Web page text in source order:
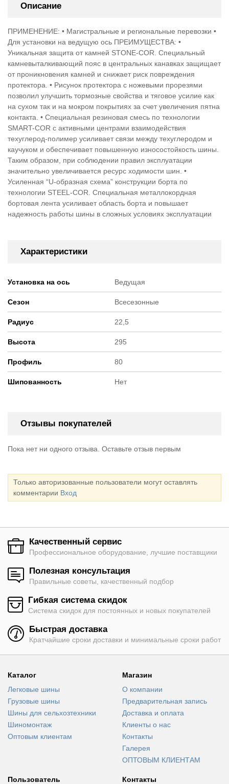
Описание
ПРИМЕНЕНИЕ: • Магистральные и региональные перевозки •
Для установки на ведущую ось ПРЕИМУЩЕСТВА: •
Уникальная защита от камней STONE-COR. Специальный
камневыталкивающий пояс в центральных канавках защищает
от проникновения камней и снижает риск повреждения
протектора. • Рисунок протектора с ножевыми прорезями
позволил улучшить тормозные свойства и тяговое усилие как
на сухом так и на мокром покрытиях за счет увеличения пятна
контакта. • Специальная резиновая смесь по технологии
SMART-COR с активными центрами взаимодействия
техуглерод-полимер усиливает связи между техуглеродом и
каучуком и обеспечивает повышенную износостойкость шины.
Таким образом, при соблюдении правил эксплуатации
значительно увеличивается ресурс ходимости шин. •
Усиленная “U-образная схема” конструкции борта по
технологии STEEL-COR. Специальная металлокордная
бортовая лента усиливает область борта и повышает
надежность работы шины в сложных условиях эксплуатации
Характеристики
Установка на ось Ведущая
Сезон Всесезонные
Радиус 22,5
Высота 295
Профиль 80
Шипованность Нет
Отзывы покупателей
Пока нет ни одного отзыва. Оставьте отзыв первым
Только авторизованные пользователи могут оставлять
комментарии Вход
Качественный сервис
Профессиональное оборудование, лучшие поставщики
Полезная консультация
Правильные советы, качественный подбор
Гибкая система скидок
Система скидок для постоянных и новых покупателей
Быстрая доставка
Кратчайшие сроки доставки и минимальные сроки работ
Каталог
Легковые шины
Грузовые шины
Шины для сельхозтехники
Шиномонтаж
Оптовым клиентам
Магазин
О компании
Предварительная запись
Доставка и оплата
Клиенты о нас
Контакты
Галерея
ОПТОВЫМ КЛИЕНТАМ
Пользователь Контакты